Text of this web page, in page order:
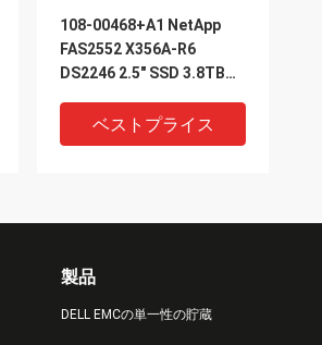
108-00468+A1 NetApp
FAS2552 X356A-R6
DS2246 2.5" SSD 3.8TBの
ベストプライス
製品
DELL EMCの単一性の貯蔵